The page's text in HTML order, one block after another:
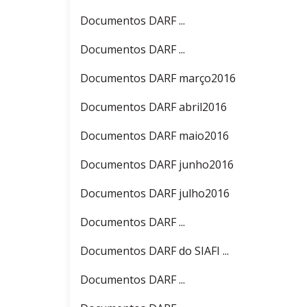
Documentos DARF ...
Documentos DARF ...
Documentos DARF março2016
Documentos DARF abril2016
Documentos DARF maio2016
Documentos DARF junho2016
Documentos DARF julho2016
Documentos DARF ...
Documentos DARF do SIAFI ...
Documentos DARF ...